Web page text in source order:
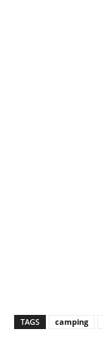
TAGS camping